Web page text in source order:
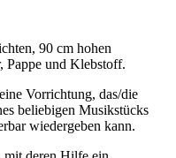
90 cm hohen
Pappe und Klebstoff.
Vorrichtung, das/die
beliebigen Musikstücks
wiedergeben kann.